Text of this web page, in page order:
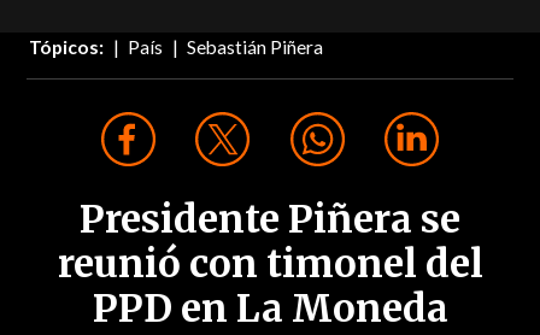
Tópicos: País Sebastián Piñera
Presidente Piñera se
reunió con timonel del
PPD en La Moneda